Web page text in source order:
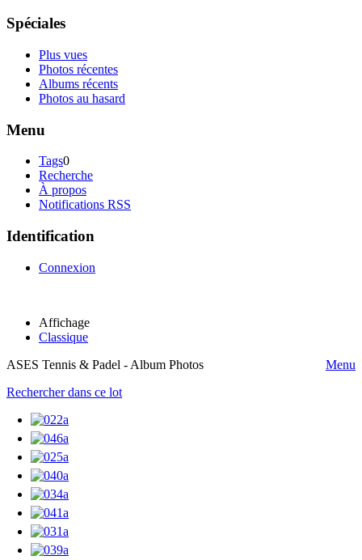
Spéciales
Plus vues
Photos récentes
Albums récents
Photos au hasard
Menu
Tags0
Recherche
À propos
Notifications RSS
Identification
Connexion
Affichage
Classique
ASES Tennis & Padel - Album Photos
Menu
Rechercher dans ce lot